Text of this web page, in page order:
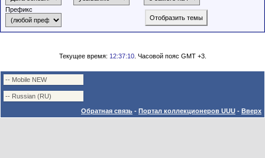
Префикс
Текущее время: 12:37:10. Часовой пояс GMT +3.
Обратная связь - Портал коллекционеров UUU - Вверх